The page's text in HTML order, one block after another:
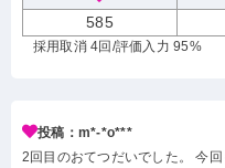
585
採用取消 4回 /評価入力 95%
投稿：m*-*o***
2回目のおてつだいでした。 今